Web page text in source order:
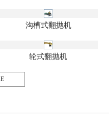
沟槽式翻抛机
轮式翻抛机